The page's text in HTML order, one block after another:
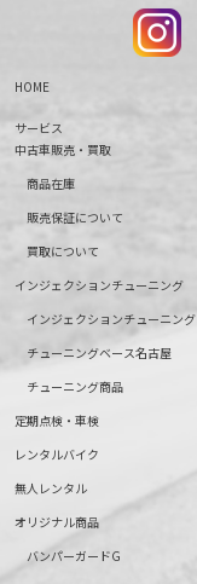
HOME
サービス
中古車販売・買取
商品在庫
販売保証について
買取について
インジェクションチューニング
インジェクションチューニング
チューニングベース名古屋
チューニング商品
定期点検・車検
レンタルバイク
無人レンタル
オリジナル商品
バンパーガードG